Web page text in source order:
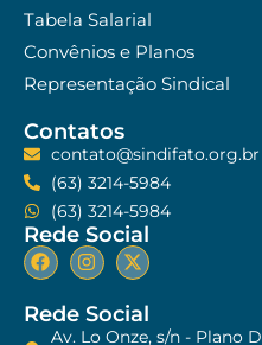
Tabela Salarial
Convênios e Planos
Representação Sindical
Contatos
contato@sindifato.org.br
(63) 3214-5984
(63) 3214-5984
Rede Social
Rede Social
Av. Lo Onze, s/n - Plano